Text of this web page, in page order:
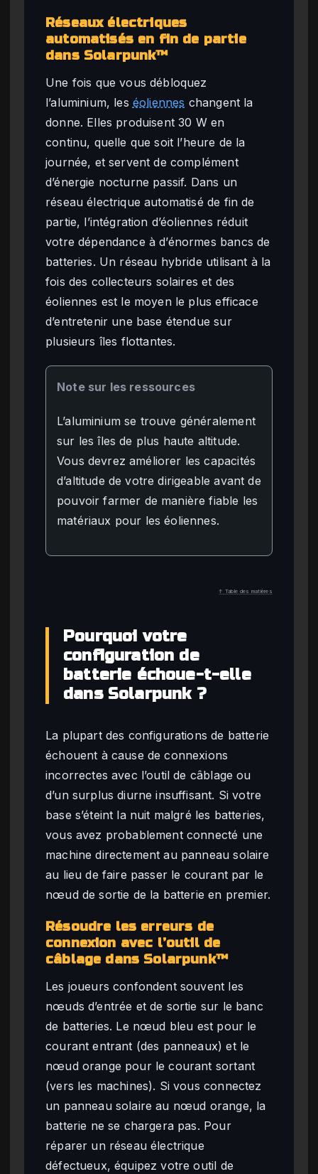
Réseaux électriques
automatisés en fin de partie
dans Solarpunk™
Une fois que vous débloquez
l’aluminium, les éoliennes changent la
donne. Elles produisent 30 W en
continu, quelle que soit l’heure de la
journée, et servent de complément
d’énergie nocturne passif. Dans un
réseau électrique automatisé de fin de
partie, l’intégration d’éoliennes réduit
votre dépendance à d’énormes bancs de
batteries. Un réseau hybride utilisant à la
fois des collecteurs solaires et des
éoliennes est le moyen le plus efficace
d’entretenir une base étendue sur
plusieurs îles flottantes.
Note sur les ressources
L’aluminium se trouve généralement
sur les îles de plus haute altitude.
Vous devrez améliorer les capacités
d’altitude de votre dirigeable avant de
pouvoir farmer de manière fiable les
matériaux pour les éoliennes.
↑ Table des matières
Pourquoi votre
configuration de
batterie échoue-t-elle
dans Solarpunk ?
La plupart des configurations de batterie
échouent à cause de connexions
incorrectes avec l’outil de câblage ou
d’un surplus diurne insuffisant. Si votre
base s’éteint la nuit malgré les batteries,
vous avez probablement connecté une
machine directement au panneau solaire
au lieu de faire passer le courant par le
nœud de sortie de la batterie en premier.
Résoudre les erreurs de
connexion avec l’outil de
câblage dans Solarpunk™
Les joueurs confondent souvent les
nœuds d’entrée et de sortie sur le banc
de batteries. Le nœud bleu est pour le
courant entrant (des panneaux) et le
nœud orange pour le courant sortant
(vers les machines). Si vous connectez
un panneau solaire au nœud orange, la
batterie ne se chargera pas. Pour
réparer un réseau électrique
défectueux, équipez votre outil de